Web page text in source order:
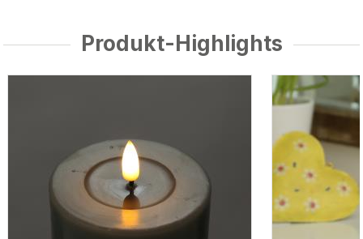
Produkt-Highlights